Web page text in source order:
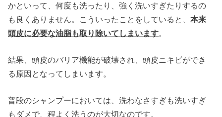
かといって、何度も洗ったり、強く洗いすぎたりするの
も良くありません。こういったことをしていると、本来
頭皮に必要な油脂も取り除いてしまいます
結果、頭皮のバリア機能が破壊され、頭皮ニキビができ
る原因となってしまいます。
普段のシャンプーにおいては、洗わなさすぎも洗いすぎ
もダメで、程よく洗うのが大切なのです。